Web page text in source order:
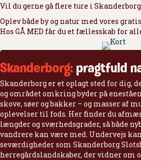
Vil du gerne gå flere ture i
Oplev både by og natur med vores
Hos GÅ MED får du et fællesskab for
Skanderborg: pragtfuld
Skanderborg er et oplagt sted for dig,
og området omkring byder på
skove, søer og bakker – og masser af
oplevelser til fods. Her finder du
længder og sværhedsgrader, så både
vandrere kan være med. Undervejs
seværdigheder som Skanderborg
herregårdslandskaber, der vidner om